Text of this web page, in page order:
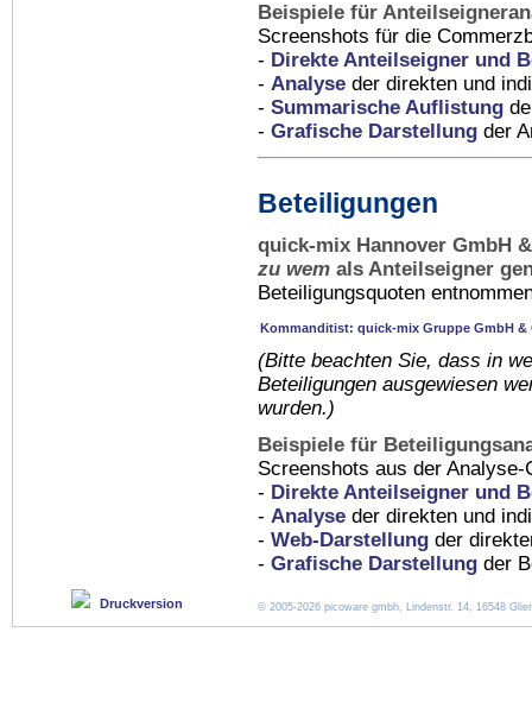
Beispiele für
Screenshots für die
- Direkte Anteilseigner und
- Analyse der direkten und
- Summarische Auflistung
- Grafische Darstellung der
Beteiligungen
quick-mix Hannover GmbH
zu wem als Anteilseigner
Beteiligungsquoten
Kommanditist: quick-mix Gruppe GmbH &
(Bitte beachten Sie, dass in
Beteiligungen ausgewiesen
wurden.)
Beispiele für
Screenshots aus der Analyse-
- Direkte Anteilseigner und
- Analyse der direkten und
- Web-Darstellung der
- Grafische Darstellung der
Druckversion © 2005-2026 picoware gmbh, Lindenstr. 14, 16548